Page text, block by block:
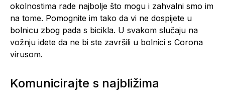
okolnostima rade najbolje što mogu i zahvalni smo im
na tome. Pomognite im tako da vi ne dospijete u
bolnicu zbog pada s bicikla. U svakom slučaju na
vožnju idete da ne bi ste završili u bolnici s Corona
virusom.
Komunicirajte s najbližima